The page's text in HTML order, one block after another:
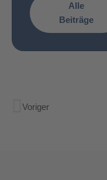
Alle
Beiträge
Voriger